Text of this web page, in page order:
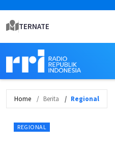
TERNATE
Home Berita Regional
REGIONAL